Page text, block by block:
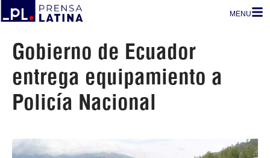
MENU
Gobierno de Ecuador
entrega equipamiento a
Policía Nacional